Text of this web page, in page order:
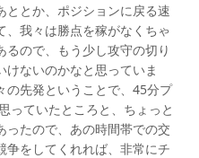
ととか、ポジションに戻る速
、我々は勝点を稼がなくちゃ
ので、もう少し攻守の切り
ないのかなと思っていま
の先発ということで、45分プ
っていたところと、ちょっと
ったので、あの時間帯での交
争をしてくれれば、非常にチ